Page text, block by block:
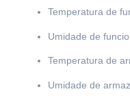
Temperatura de
Umidade de
Temperatura de
Umidade de